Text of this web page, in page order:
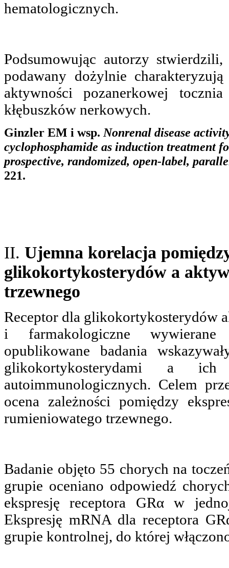
hematologicznych.
Podsumowując autorzy
podawany dożylnie
aktywności pozanerkowej
kłębuszków nerkowych.
Ginzler EM i wsp. Nonrenal disease
cyclophosphamide as induction treatment
prospective, randomized, open-label,
221.
II. Ujemna korelacja
glikokortykosterydów a
trzewnego
Receptor dla glikokortykosterydów
i farmakologiczne wywierane
opublikowane badania
glikokortykosterydami a
autoimmunologicznych. Celem
ocena zależności pomiędzy
rumieniowatego trzewnego.
Badanie objęto 55 chorych na
grupie oceniano odpowiedź
ekspresję receptora GRα w
Ekspresję mRNA dla receptora
grupie kontrolnej, do której